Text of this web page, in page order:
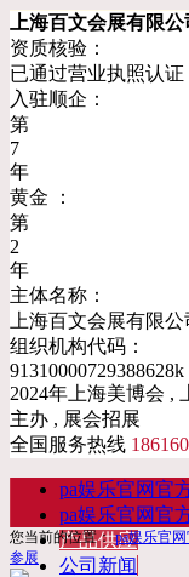
上海百文会展有限公
资质核验：
已通过营业执照认证
入驻顺企：
第
7
年
黄金 ：
第
2
年
主体名称：
上海百文会展有限公
组织机构代码：
91310000729388628k
2024年上海美博会 ,
主办 , 展会招展
全国服务热线
pa娱乐官网官
pa娱乐官网官
产品供应
公司新闻
您当前的位置：pa娱乐官
参展